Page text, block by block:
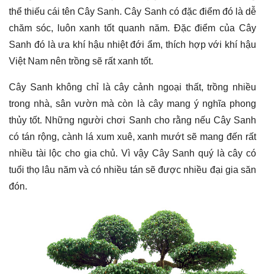
thể thiếu cái tên Cây Sanh. Cây Sanh có đặc điểm đó là dễ
chăm sóc, luôn xanh tốt quanh năm. Đặc điểm của Cây
Sanh đó là ưa khí hậu nhiệt đới ẩm, thích hợp với khí hậu
Việt Nam nên trồng sẽ rất xanh tốt.
Cây Sanh không chỉ là cây cảnh ngoại thất, trồng nhiều
trong nhà, sân vườn mà còn là cây mang ý nghĩa phong
thủy tốt. Những người chơi Sanh cho rằng nếu Cây Sanh
có tán rộng, cành lá xum xuê, xanh mướt sẽ mang đến rất
nhiều tài lộc cho gia chủ. Vì vậy Cây Sanh quý là cây có
tuổi thọ lâu năm và có nhiều tán sẽ được nhiều đại gia săn
đón.